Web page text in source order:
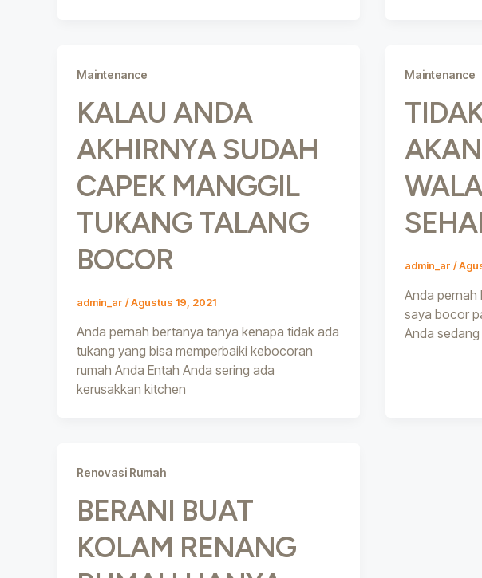
Maintenance
KALAU ANDA
AKHIRNYA SUDAH
CAPEK MANGGIL
TUKANG TALANG
BOCOR
admin_ar /Agustus 19, 2021
Anda pernah bertanya tanya kenapa tidak ada
tukang yang bisa memperbaiki kebocoran
rumah Anda Entah Anda sering ada
kerusakkan kitchen
Maintenance
admin_ar /
Anda pernah
saya bocor
Anda
Renovasi Rumah
BERANI BUAT
KOLAM RENANG